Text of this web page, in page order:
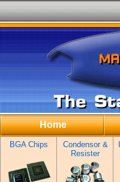
Home
BGA Chips
Condensor &
Resister